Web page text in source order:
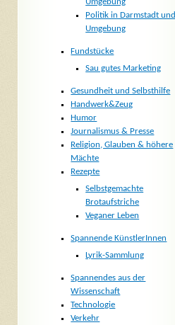
Politik in Darmstadt und
Umgebung
Fundstücke
Sau gutes Marketing
Gesundheit und Selbsthilfe
Handwerk&Zeug
Humor
Journalismus & Presse
Religion, Glauben & höhere
Mächte
Rezepte
Selbstgemachte
Brotaufstriche
Veganer Leben
Spannende KünstlerInnen
Lyrik-Sammlung
Spannendes aus der
Wissenschaft
Technologie
Verkehr